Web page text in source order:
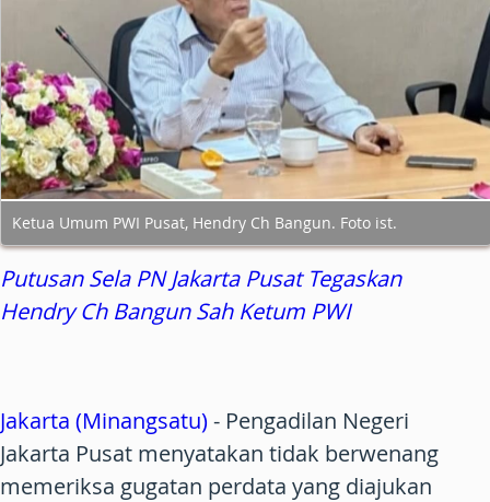
Ketua Umum PWI Pusat, Hendry Ch Bangun. Foto ist.
Putusan Sela PN Jakarta Pusat Tegaskan
Hendry Ch Bangun Sah Ketum PWI
Jakarta (Minangsatu)- Pengadilan Negeri
Jakarta Pusat menyatakan tidak berwenang
memeriksa gugatan perdata yang diajukan